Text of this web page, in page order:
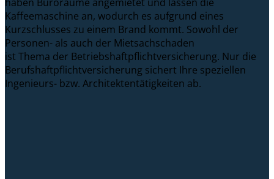
Kaffeemaschine an, wodurch es aufgrund eines
Kurzschlusses zu einem Brand kommt. Sowohl der
Personen- als auch der Mietsachschaden
ist Thema der Betriebshaftpflichtversicherung. Nur die
Berufshaftpflichtversicherung sichert Ihre speziellen
Ingenieurs- bzw. Architektentätigkeiten ab.